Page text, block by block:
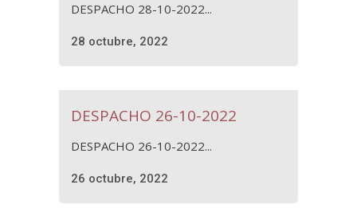
DESPACHO 28-10-2022...
28 octubre, 2022
DESPACHO 26-10-2022
DESPACHO 26-10-2022...
26 octubre, 2022